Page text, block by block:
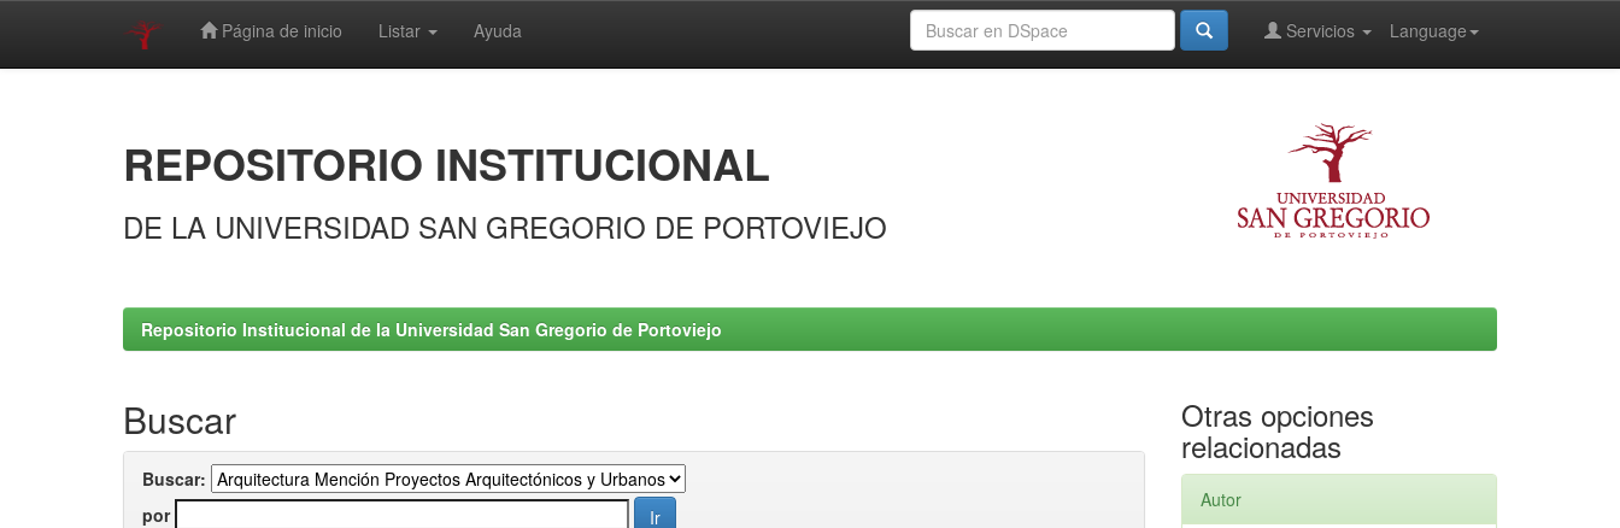
Página de inicio Listar Ayuda Language
Servicios
REPOSITORIO INSTITUCIONAL
DE LA UNIVERSIDAD SAN GREGORIO DE PORTOVIEJO
Repositorio Institucional de la Universidad San Gregorio de Portoviejo
Buscar
Buscar:
por
Otras opciones
relacionadas
Autor